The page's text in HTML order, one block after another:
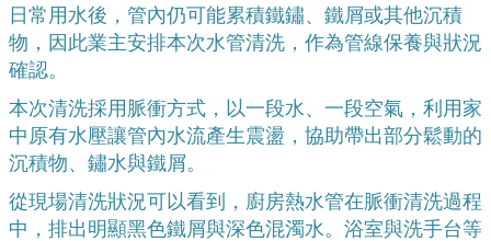
日常用水後，管內仍可能累積鐵鏽、鐵屑或其他沉積
物，因此業主安排本次水管清洗，作為管線保養與狀況
確認。
本次清洗採用脈衝方式，以一段水、一段空氣，利用家
中原有水壓讓管內水流產生震盪，協助帶出部分鬆動的
沉積物、鏽水與鐵屑。
從現場清洗狀況可以看到，廚房熱水管在脈衝清洗過程
中，排出明顯黑色鐵屑與深色混濁水。浴室與洗手台等